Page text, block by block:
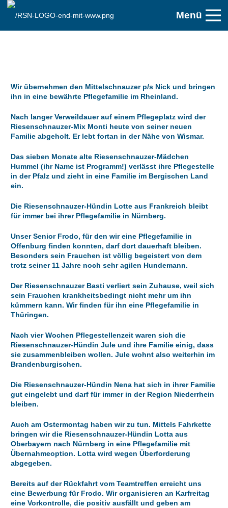
Menü
Wir übernehmen den Mittelschnauzer p/s Nick und bringen
ihn in eine bewährte Pflegefamilie im Rheinland.
Nach langer Verweildauer auf einem Pflegeplatz wird der
Riesenschnauzer-Mix Monti heute von seiner neuen
Familie abgeholt. Er lebt fortan in der Nähe von Wismar.
Das sieben Monate alte Riesenschnauzer-Mädchen
Hummel (ihr Name ist Programm!) verlässt ihre Pflegestelle
in der Pfalz und zieht in eine Familie im Bergischen Land
ein.
Die Riesenschnauzer-Hündin Lotte aus Frankreich bleibt
für immer bei ihrer Pflegefamilie in Nürnberg.
Unser Senior Frodo, für den wir eine Pflegefamilie in
Offenburg finden konnten, darf dort dauerhaft bleiben.
Besonders sein Frauchen ist völlig begeistert von dem
trotz seiner 11 Jahre noch sehr agilen Hundemann.
Der Riesenschnauzer Basti verliert sein Zuhause, weil sich
sein Frauchen krankheitsbedingt nicht mehr um ihn
kümmern kann. Wir finden für ihn eine Pflegefamilie in
Thüringen.
Nach vier Wochen Pflegestellenzeit waren sich die
Riesenschnauzer-Hündin Jule und ihre Familie einig, dass
sie zusammenbleiben wollen. Jule wohnt also weiterhin im
Brandenburgischen.
Die Riesenschnauzer-Hündin Nena hat sich in ihrer Familie
gut eingelebt und darf für immer in der Region Niederrhein
bleiben.
Auch am Ostermontag haben wir zu tun. Mittels Fahrkette
bringen wir die Riesenschnauzer-Hündin Lotta aus
Oberbayern nach Nürnberg in eine Pflegefamilie mit
Übernahmeoption. Lotta wird wegen Überforderung
abgegeben.
Bereits auf der Rückfahrt vom Teamtreffen erreicht uns
eine Bewerbung für Frodo. Wir organisieren an Karfreitag
eine Vorkontrolle, die positiv ausfällt und geben am